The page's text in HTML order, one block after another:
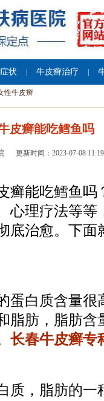
状 牛皮癣治疗
性牛皮癣
皮癣能吃鳕鱼吗
更新时间：2023-07-08
癣能吃鳕鱼吗
心理疗法等等
底治愈。下面
蛋白质含量很
脂肪，脂肪含
长春牛皮癣专
质，脂肪的一